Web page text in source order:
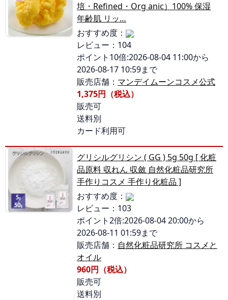
培・Refined・Org anic）100% 保湿
年齢肌 リッ…
おすすめ度：
レビュー：104
ポイント10倍:2026-08-04 11:00から
2026-08-17 10:59まで
販売店舗： マンデイムーンコスメ公式
1,375円（税込）
販売可
送料別
カード利用可
グリシルグリシン ( GG ) 5g 50g [ 化粧
品原料 収れん 収斂 自然化粧品研究所
手作りコスメ 手作り化粧品 ]
おすすめ度：
レビュー：103
ポイント2倍:2026-08-04 20:00から
2026-08-11 01:59まで
販売店舗： 自然化粧品研究所 コスメと
オイル
960円（税込）
販売可
送料別